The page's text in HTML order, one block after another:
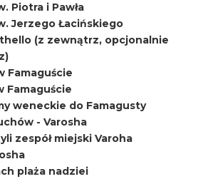
Piotra i Pawła
Jerzego Łacińskiego
(z zewnątrz, opcjonalnie
Famaguście
Famaguście
weneckie do Famagusty
- Varosha
zespół miejski Varoha
plaża nadziei